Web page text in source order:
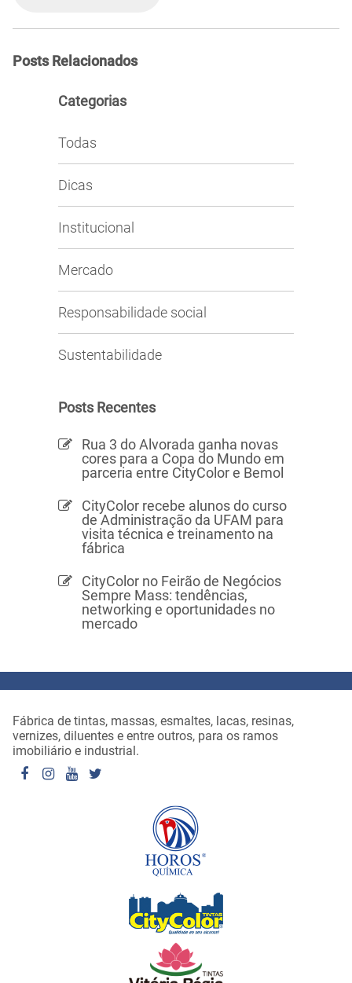
Posts Relacionados
Categorias
Todas
Dicas
Institucional
Mercado
Responsabilidade social
Sustentabilidade
Posts Recentes
Rua 3 do Alvorada ganha novas
cores para a Copa do Mundo em
parceria entre CityColor e Bemol
CityColor recebe alunos do curso
de Administração da UFAM para
visita técnica e treinamento na
fábrica
CityColor no Feirão de Negócios
Sempre Mass: tendências,
networking e oportunidades no
mercado
Fábrica de tintas, massas, esmaltes, lacas, resinas,
vernizes, diluentes e entre outros, para os ramos
imobiliário e industrial.